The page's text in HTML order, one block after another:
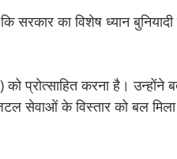
सरकार का विशेष ध्यान
प्रोत्साहित करना है। उन्होंने
सेवाओं के विस्तार को बल